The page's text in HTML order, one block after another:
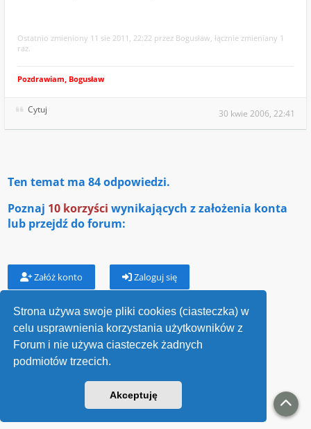
Strona używa swoje pliki cookies (ciasteczka) w
celu usprawnienia korzystania użytkowników z
Forum i nie używa ciasteczek żadnych
podmiotów trzecich.
Akceptuję
Ostatnio zmieniony 11 sie 2011, 22:22 przez Bogusław, łącznie zmieniany 1
raz.
Pozdrawiam, Bogusław
Cytuj 30 kwie 2006, 22:41
Ten temat ma 84odpowiedzi.
Poznaj 10 korzyści wynikających z założenia konta
lub przejdź do forum:
Załóż konto Zaloguj się
Wróć do „Garnizony”
v118